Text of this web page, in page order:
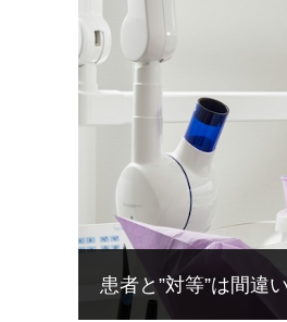
患者と”対等”は間違